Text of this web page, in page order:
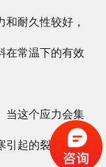
耐久性较好，
在常温下的有效
当这个应力会集
引起的裂缝与施